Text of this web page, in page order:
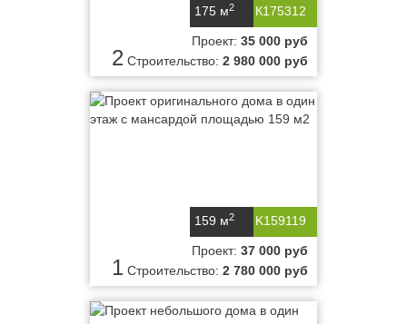
К175312
175 м2
2
Проект: 35 000 руб
Строительство: 2 980 000 руб
K159119
159 м2
1
Проект: 37 000 руб
Строительство: 2 780 000 руб